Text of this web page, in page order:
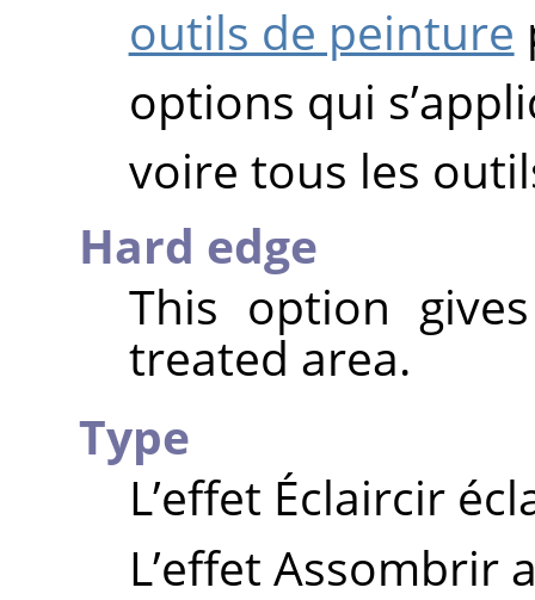
outils de peinture
options qui
voire tous les
Hard edge
This option
treated area.
Type
L’effet Éclaircir
L’effet Assombrir